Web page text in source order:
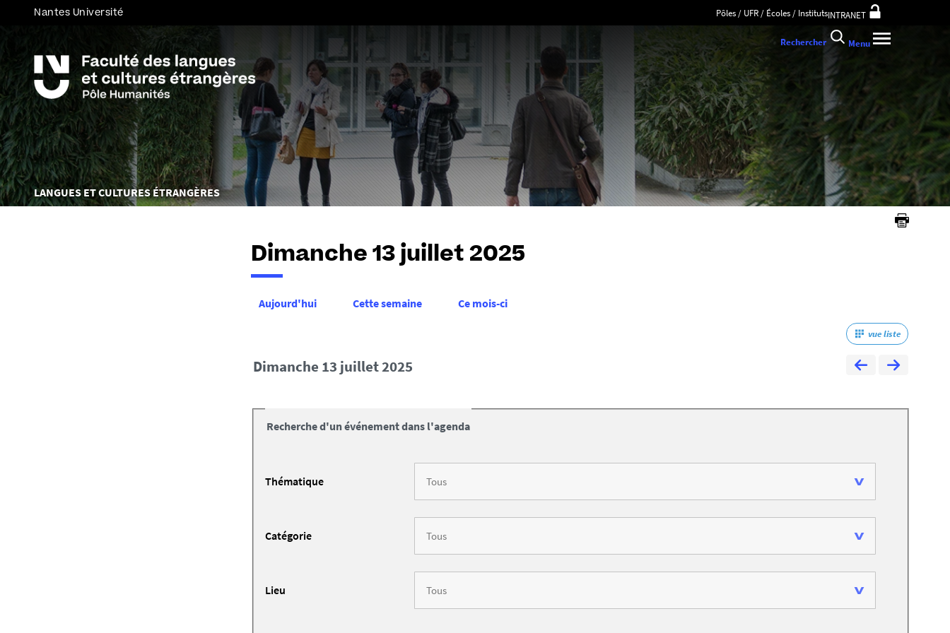
au
Nantes Université Pôles / UFR / Écoles / InstitutsINTRANET
Vous
êtes
LANGUES ET CULTURES ÉTRANGÈRES
Rechercher Menu
Dimanche 13 juillet 2025
Aujourd'hui Cette semaine Ce mois-ci
vue liste
dimanche 13 juillet 2025
Recherche d'un événement dans l'agenda
Thématique
Catégorie
Lieu